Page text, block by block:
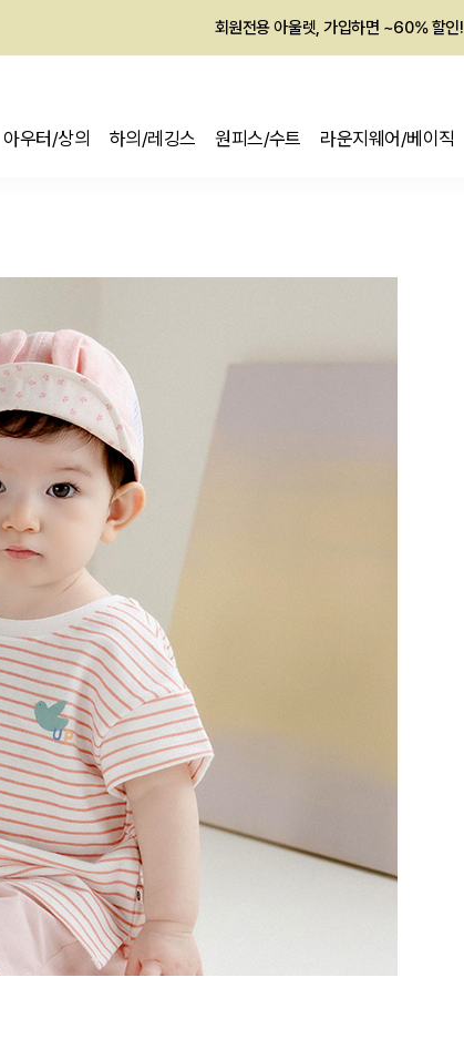
회원전용 아울렛, 가입하면 ~60% 할인!
아우터/상의 하의/레깅스 원피스/수트 라운지웨어/베이직